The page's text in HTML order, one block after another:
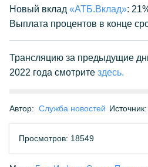
Новый вклад «АТБ.Вклад»:
Выплата процентов в конце
Трансляцию за предыдущие
2022 года смотрите здесь.
Автор: Служба новостей Источник:
Просмотров: 18549